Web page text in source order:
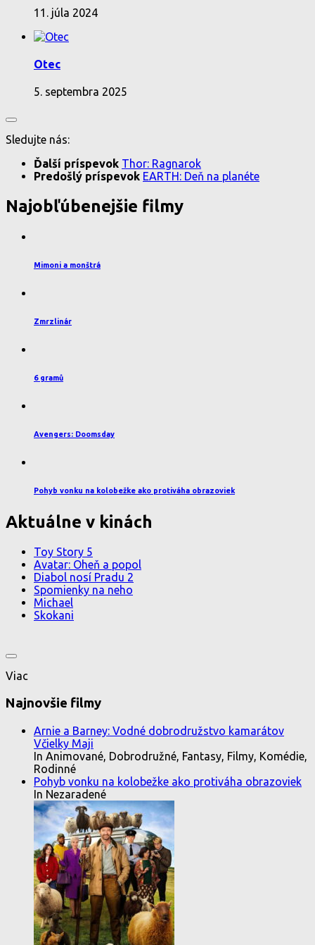
11. júla 2024
Otec
5. septembra 2025
Sledujte nás:
Ďalší príspevok Thor: Ragnarok
Predošlý príspevok EARTH: Deň na planéte
Najobľúbenejšie filmy
Mimoni a monštrá
Zmrzlinár
6 gramů
Avengers: Doomsday
Pohyb vonku na kolobežke ako protiváha obrazoviek
Aktuálne v kinách
Toy Story 5
Avatar: Oheň a popol
Diabol nosí Pradu 2
Spomienky na neho
Michael
Skokani
Viac
Najnovšie filmy
Arnie a Barney: Vodné dobrodružstvo kamarátov
Včielky Maji
In Animované, Dobrodružné, Fantasy, Filmy, Komédie,
Rodinné
Pohyb vonku na kolobežke ako protiváha obrazoviek
In Nezaradené